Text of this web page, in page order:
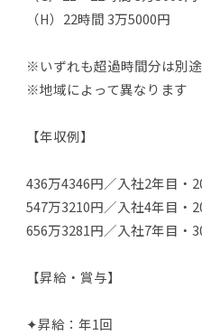
（H）22時間 3万5000円
※いずれも超過時間分は別
※地域によって異なります
【年収例】
436万4346円／入社2年目・
547万3210円／入社4年目・
656万3281円／入社7年目・
【昇給・賞与】
✦昇給：年1回